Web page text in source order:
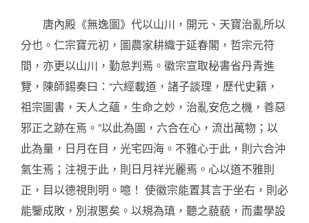
唐內殿《無逸圖》代以山川，開元、天寶治亂所以
分也。仁宗寶元初，圖農家耕織于延春閣，哲宗元符
間，亦更以山川，勤怠判焉。徽宗宣取秘書省丹青進
覽，陳師錫奏曰：“六經載道，諸子談理，歷代史籍，
祖宗圖書，天人之蘊，生命之妙，治亂安危之機，善惡
邪正之跡在焉。”以此為圖，六合在心，流出萬物；以
此為量，日月在目，光宅四海。不雅心于此，則六合沖
氣生焉；注視于此，則日月祥光麗焉。心以道不雅則
正，目以德視則明。噫！ 使徽宗能置其言于坐右，則必
能鑒成敗，別淑慝矣。以規為瑱，聽之藐藐，而畫學設